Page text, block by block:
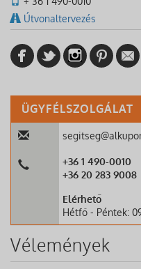
Útvonaltervezés
ÜGYFÉLSZOLGÁLAT
+36 1 490-0010
+36 20 283 9008
Elérhető
Hétfő - Péntek:
Vélemények